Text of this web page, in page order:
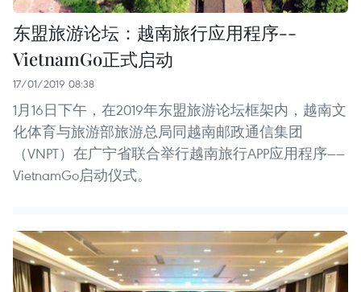
东盟旅游论坛：越南旅行应用程序--
VietnamGo正式启动
17/01/2019 08:38
1月16日下午，在2019年东盟旅游论坛框架内，越南文
化体育与旅游部旅游总局同越南邮政通信集团
（VNPT）在广宁省联合举行越南旅行APP应用程序——
VietnamGo启动仪式。